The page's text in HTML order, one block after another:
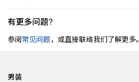
有更多问题?
参阅常见问题，或直接联络我们了解更多。
男装